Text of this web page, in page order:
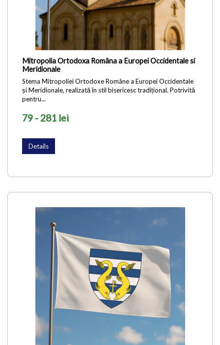
Mitropolia Ortodoxa Româna a Europei Occidentale si
Meridionale
Stema Mitropoliei Ortodoxe Române a Europei Occidentale
și Meridionale, realizată în stil bisericesc tradițional. Potrivită
pentru...
79 - 281 lei
Details